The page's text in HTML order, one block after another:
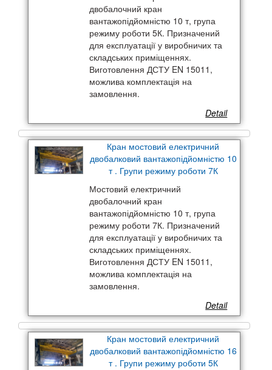
двобалочний кран
вантажопідйомністю 10 т, група
режиму роботи 5К. Призначений
для експлуатації у виробничих та
складських приміщеннях.
Виготовлення ДСТУ EN 15011,
можлива комплектація на
замовлення.
Detail
Кран мостовий електричний
двобалковий вантажопідйомністю 10
т . Групи режиму роботи 7К
Мостовий електричний
двобалочний кран
вантажопідйомністю 10 т, група
режиму роботи 7К. Призначений
для експлуатації у виробничих та
складських приміщеннях.
Виготовлення ДСТУ EN 15011,
можлива комплектація на
замовлення.
Detail
Кран мостовий електричний
двобалковий вантажопідйомністю 16
т . Групи режиму роботи 5К